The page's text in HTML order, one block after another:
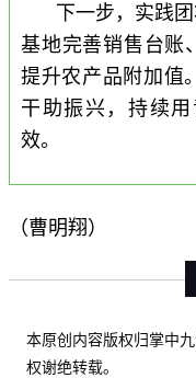
下一步，实践
基地完善销售台账
提升农产品附加值
干助振兴，持续
效。
（曹明翔）
本原创内容版权归掌中
权谢绝转载。